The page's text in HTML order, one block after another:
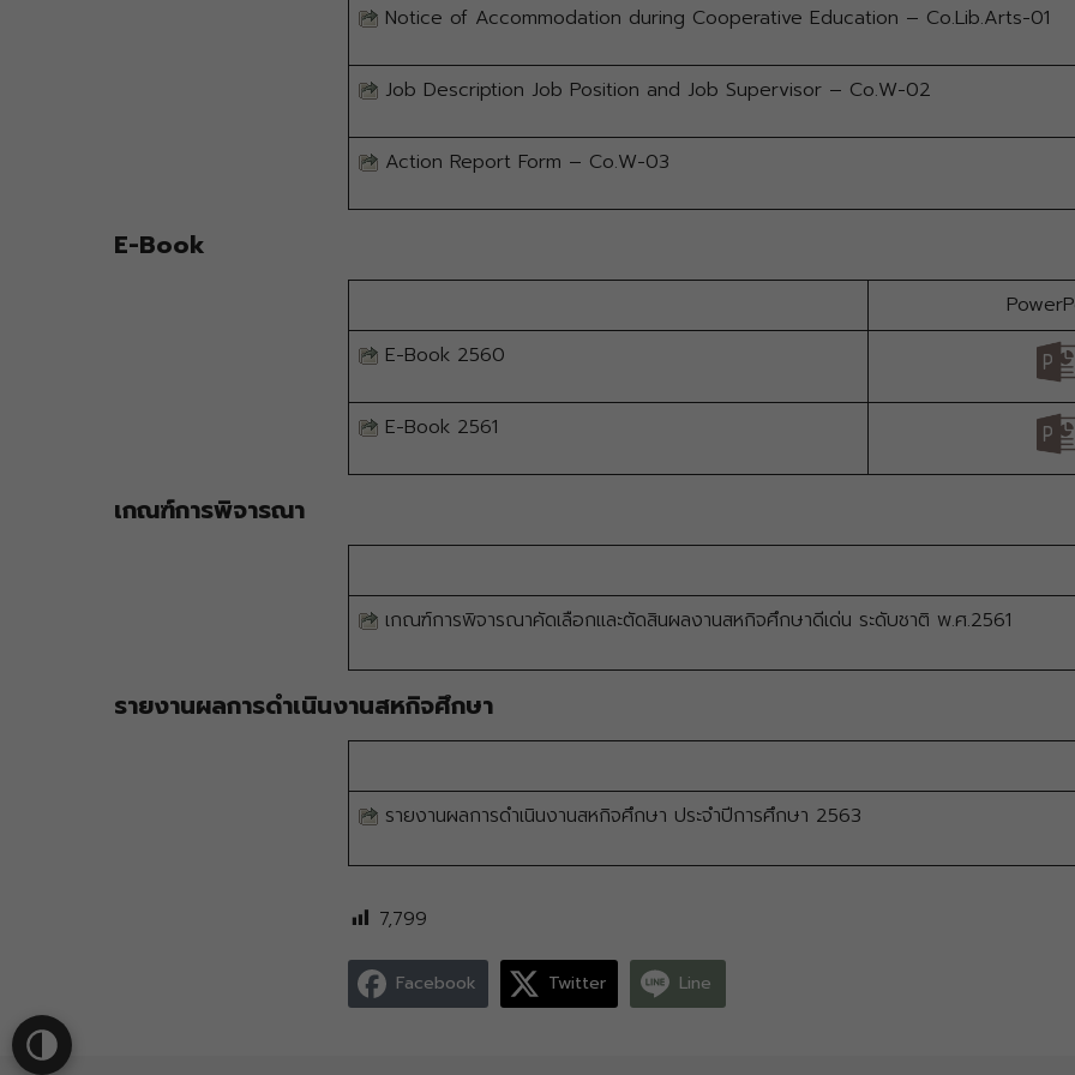
Notice of Accommodation during Cooperative Education – Co.Lib.Arts-01
Job Description Job Position and Job Supervisor – Co.W-02
Action Report Form – Co.W-03
E-Book
E-Book 2560
E-Book 2561
เกณฑ์การพิจารณา
เกณฑ์การพิจารณาคัดเลือกและตัดสินผลงานสหกิจศึกษาดีเด่น ระดับชาติ พ.ศ.2561
รายงานผลการดำเนินงานสหกิจศึกษา
รายงานผลการดำเนินงานสหกิจศึกษา ประจำปีการศึกษา 2563
7,799
Facebook Twitter Line